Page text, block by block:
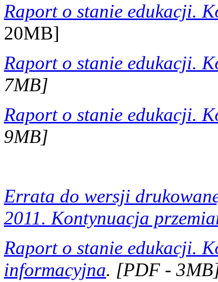
Raport o stanie edukacji.
20MB]
Raport o stanie edukacji.
7MB]
Raport o stanie edukacji.
9MB]
Errata do wersji
2011. Kontynuacja
Raport o stanie edukacji.
informacyjna. [PDF -